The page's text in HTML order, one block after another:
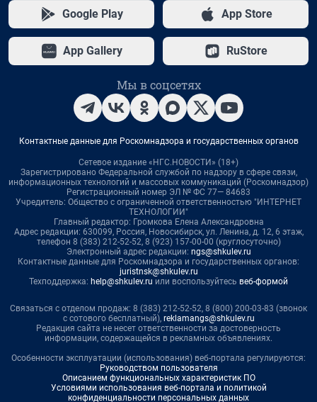
Google Play App Store
App Gallery RuStore
Мы в соцсетях
Контактные данные для Роскомнадзора и государственных органов
Сетевое издание «НГС.НОВОСТИ» (18+)
Зарегистрировано Федеральной службой по надзору в сфере связи,
информационных технологий и массовых коммуникаций (Роскомнадзор)
Регистрационный номер ЭЛ № ФС 77— 84683
Учредитель: Общество с ограниченной ответственностью "ИНТЕРНЕТ
ТЕХНОЛОГИИ"
Главный редактор: Громкова Елена Александровна
Адрес редакции: 630099, Россия, Новосибирск, ул. Ленина, д. 12, 6 этаж,
телефон 8 (383) 212-52-52, 8 (923) 157-00-00 (круглосуточно)
Электронный адрес редакции: ngs@shkulev.ru
Контактные данные для Роскомнадзора и государственных органов:
juristnsk@shkulev.ru
Техподдержка: help@shkulev.ru или воспользуйтесь веб-формой
Связаться с отделом продаж: 8 (383) 212-52-52, 8 (800) 200-03-83 (звонок
с сотового бесплатный), reklamangs@shkulev.ru
Редакция сайта не несет ответственности за достоверность
информации, содержащейся в рекламных объявлениях.
Особенности эксплуатации (использования) веб-портала регулируются:
Руководством пользователя
Описанием функциональных характеристик ПО
Условиями использования веб-портала и политикой
конфиденциальности персональных данных